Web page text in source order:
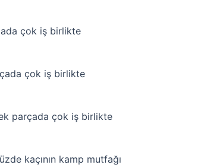
çok iş birlikte
çok iş birlikte
parçada çok iş birlikte
kaçının kamp mutfağı